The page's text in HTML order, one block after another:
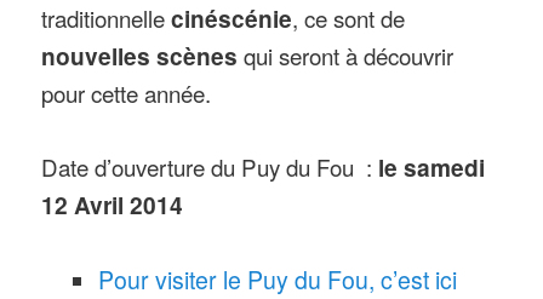
traditionnellecinéscénie, ce sont de
nouvelles scènes qui seront à découvrir
pour cette année.
Date d’ouverture du Puy du Fou : le samedi
12 Avril 2014
Pour visiter le Puy du Fou, c’est ici